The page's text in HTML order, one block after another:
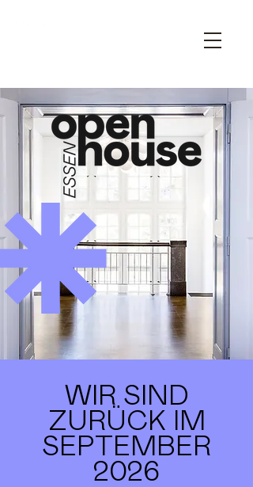
WIR SIND
ZURÜCK IM
SEPTEMBER
2026